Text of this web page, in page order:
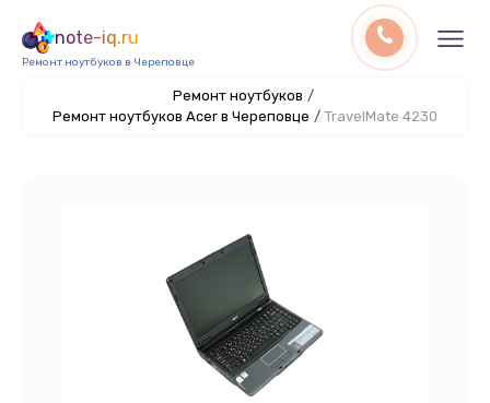
note-iq.ru
Ремонт ноутбуков в Череповце
Ремонт ноутбуков /
Ремонт ноутбуков Acer в Череповце / TravelMate 4230